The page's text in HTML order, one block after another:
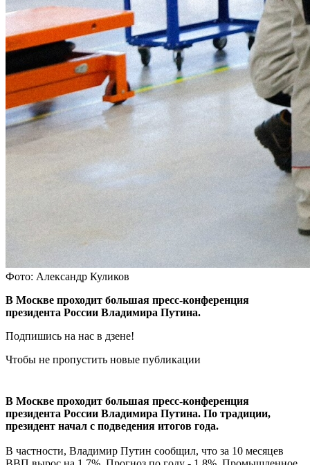
Фото: Александр Куликов
В Москве проходит большая пресс-конференция
президента России Владимира Путина.
Подпишись на нас в дзене!
Чтобы не пропустить новые публикации
В Москве проходит большая пресс-конференция
президента России Владимира Путина. По традиции,
президент начал с подведения итогов года.
В частности, Владимир Путин сообщил, что за 10 месяцев